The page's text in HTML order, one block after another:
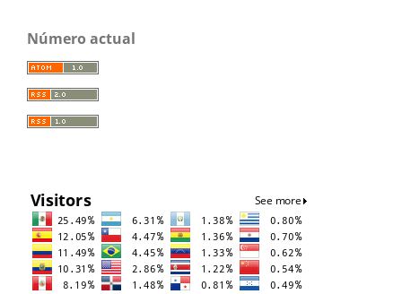
Número actual